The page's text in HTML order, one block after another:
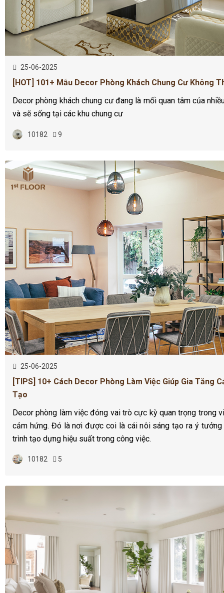
25-06-2025
[HOT] 101+ Mẫu Decor Phòng Khách Chung Cư Không
Decor phòng khách chung cư đang là mối quan tâm của
và sẽ sống tại các khu chung cư
10182 9
25-06-2025
[TIPS] 10+ Cách Decor Phòng Làm Việc Giúp Gia Tăng
Tạo
Decor phòng làm việc đóng vai trò cực kỳ quan trọng trong
cảm hứng. Đó là nơi được coi là cái nôi sáng tạo ra ý tưởng
trình tạo dựng hiệu suất trong công việc.
10182 5